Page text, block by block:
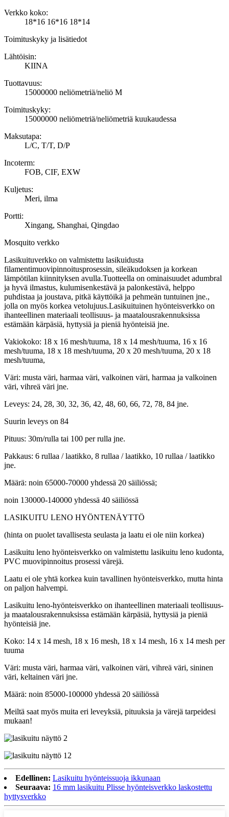
Verkko koko:
18*16 16*16 18*14
Toimituskyky ja lisätiedot
Lähtöisin:
KIINA
Tuottavuus:
15000000 neliömetriä/neliö M
Toimituskyky:
15000000 neliömetriä/neliömetriä kuukaudessa
Maksutapa:
L/C, T/T, D/P
Incoterm:
FOB, CIF, EXW
Kuljetus:
Meri, ilma
Portti:
Xingang, Shanghai, Qingdao
Mosquito verkko
Lasikuituverkko on valmistettu lasikuidusta
filamentimuovipinnoitusprosessin, sileäkudoksen ja korkean
lämpötilan kiinnityksen avulla.Tuotteella on ominaisuudet adumbral
ja hyvä ilmastus, kulumisenkestävä ja palonkestävä, helppo
puhdistaa ja joustava, pitkä käyttöikä ja pehmeän tuntuinen jne.,
jolla on myös korkea vetolujuus.Lasikuituinen hyönteisverkko on
ihanteellinen materiaali teollisuus- ja maatalousrakennuksissa
estämään kärpäsiä, hyttysiä ja pieniä hyönteisiä jne.
Vakiokoko: 18 x 16 mesh/tuuma, 18 x 14 mesh/tuuma, 16 x 16
mesh/tuuma, 18 x 18 mesh/tuuma, 20 x 20 mesh/tuuma, 20 x 18
mesh/tuuma,
Väri: musta väri, harmaa väri, valkoinen väri, harmaa ja valkoinen
väri, vihreä väri jne.
Leveys: 24, 28, 30, 32, 36, 42, 48, 60, 66, 72, 78, 84 jne.
Suurin leveys on 84
Pituus: 30m/rulla tai 100 per rulla jne.
Pakkaus: 6 rullaa / laatikko, 8 rullaa / laatikko, 10 rullaa / laatikko
jne.
Määrä: noin 65000-70000 yhdessä 20 säiliössä;
noin 130000-140000 yhdessä 40 säiliössä
LASIKUITU LENO HYÖNTENÄYTTÖ
(hinta on puolet tavallisesta seulasta ja laatu ei ole niin korkea)
Lasikuitu leno hyönteisverkko on valmistettu lasikuitu leno kudonta,
PVC muovipinnoitus prosessi värejä.
Laatu ei ole yhtä korkea kuin tavallinen hyönteisverkko, mutta hinta
on paljon halvempi.
Lasikuitu leno-hyönteisverkko on ihanteellinen materiaali teollisuus-
ja maatalousrakennuksissa estämään kärpäsiä, hyttysiä ja pieniä
hyönteisiä jne.
Koko: 14 x 14 mesh, 18 x 16 mesh, 18 x 14 mesh, 16 x 14 mesh per
tuuma
Väri: musta väri, harmaa väri, valkoinen väri, vihreä väri, sininen
väri, keltainen väri jne.
Määrä: noin 85000-100000 yhdessä 20 säiliössä
Meiltä saat myös muita eri leveyksiä, pituuksia ja värejä tarpeidesi
mukaan!
Edellinen: Lasikuitu hyönteissuoja ikkunaan
Seuraava: 16 mm lasikuitu Plisse hyönteisverkko laskostettu
hyttysverkko